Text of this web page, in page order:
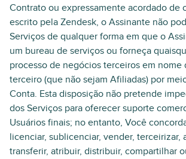
Contrato ou expressamente acordado de
escrito pela Zendesk, o Assinante não
Serviços de qualquer forma em que o
um bureau de serviços ou forneça
processo de negócios terceiros em nome
terceiro (que não sejam Afiliadas) por
Conta. Esta disposição não pretende
dos Serviços para oferecer suporte
Usuários finais; no entanto, Você
licenciar, sublicenciar, vender, terceirizar,
transferir, atribuir, distribuir, compartilhar